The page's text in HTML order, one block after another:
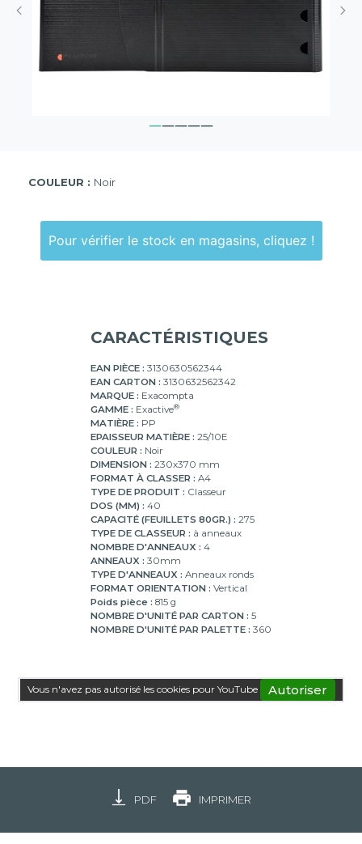
COULEUR : Noir
Pour vérifier le stock en magasins, cliquez !
CARACTÉRISTIQUES
EAN PIÈCE : 3130630562344
EAN CARTON : 3130632562342
MARQUE : Exacompta
GAMME : Exactive®
MATIÈRE : PP
EPAISSEUR MATIÈRE : 25/10E
COULEUR : Noir
DIMENSION : 230x370 mm
FORMAT À CLASSER : A4
TYPE DE PRODUIT : Classeur
DOS (MM) : 40
CAPACITÉ (FEUILLETS 80GR.) : 275
TYPE DE CLASSEUR : à anneaux
NOMBRE D'ANNEAUX : 4
ANNEAUX : 30mm
TYPE D'ANNEAUX : Anneaux ronds
FORMAT ORIENTATION : Vertical
Poids pièce : 815 g
NOMBRE D'UNITÉ PAR CARTON : 5
NOMBRE D'UNITÉ PAR PALETTE : 360
Vous n'avez pas autorisé les cookies pour YouTube Autoriser
PDF IMPRIMER